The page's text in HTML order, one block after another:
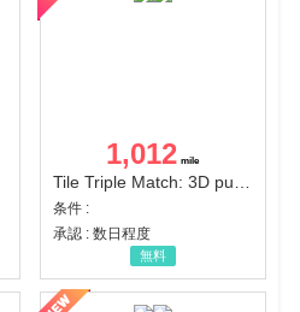
1,012
Tile Triple Match: 3D puzzle
条件 :
承認 : 数日程度
無料